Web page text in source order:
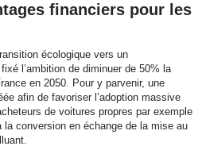
financiers pour les
écologique vers un
l’ambition de diminuer de 50% la
en 2050. Pour y parvenir, une
afin de favoriser l’adoption massive
de voitures propres par exemple
la conversion en échange de la mise au